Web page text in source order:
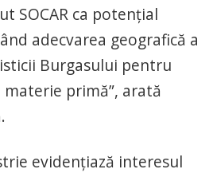
SOCAR ca potențial
adecvarea geografică a
Burgasului pentru
primă”, arată
evidențiază interesul